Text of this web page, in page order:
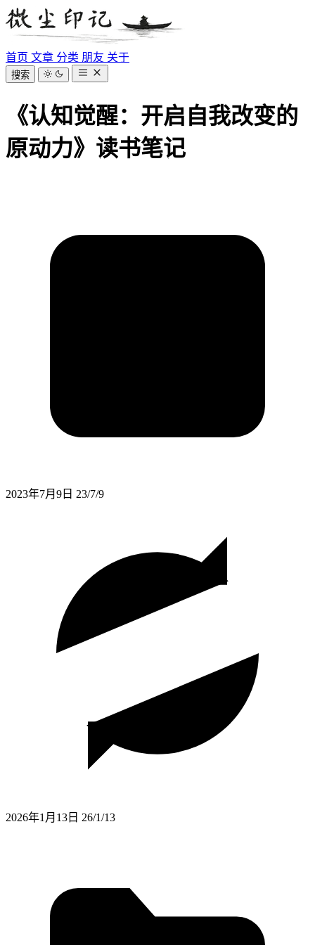
首页 文章 分类 朋友 关于
搜索
《认知觉醒：开启自我改变的
原动力》读书笔记
2023年7月9日 23/7/9
2026年1月13日 26/1/13